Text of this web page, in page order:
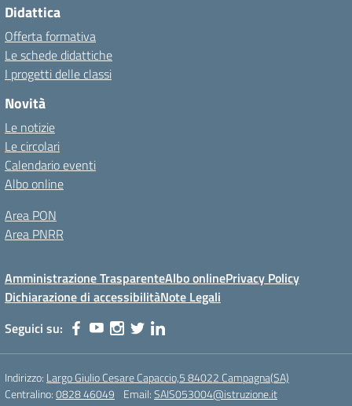
Didattica
Offerta formativa
Le schede didattiche
I progetti delle classi
Novità
Le notizie
Le circolari
Calendario eventi
Albo online
Area PON
Area PNRR
Amministrazione TrasparenteAlbo onlinePrivacy Policy
Dichiarazione di accessibilitàNote Legali
Seguici su:
Indirizzo: Largo Giulio Cesare Capaccio,5 84022 Campagna(SA)
Centralino:0828 46049 Email:SAIS053004@istruzione.it